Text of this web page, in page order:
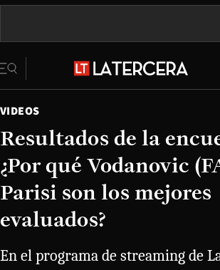
VIDEOS
Resultados de la
¿Por qué Vodanovic
Parisi son los mejores
evaluados?
En el programa de streaming de